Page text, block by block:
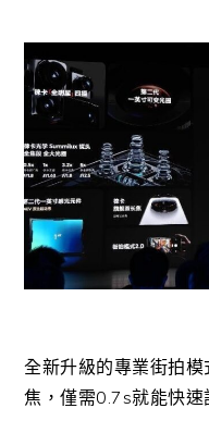
全新升級的專業街拍
焦，僅需0.7s就能快速